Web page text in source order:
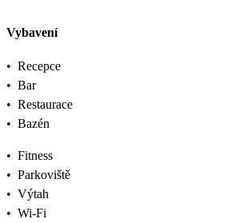
Vybavení
• Recepce
• Bar
• Restaurace
• Bazén
• Fitness
• Parkoviště
• Výtah
• Wi-Fi